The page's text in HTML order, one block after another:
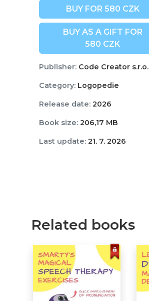
BUY FOR 580 CZK
BUY AS A GIFT FOR
580 CZK
Publisher:Code Creator s.r.o.
Category:Logopedie
Release date:2026
Book size:206,17 MB
Last update:21. 7. 2026
Related books